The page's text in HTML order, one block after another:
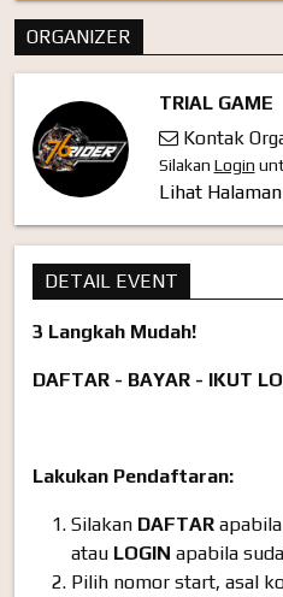
ORGANIZER
TRIAL GAME
Kontak
Silakan Login
Lihat
DETAIL EVENT
3 Langkah Mudah!
DAFTAR - BAYAR - IKUT
Lakukan Pendaftaran:
Silakan DAFTAR
atau LOGIN apabila
Pilih nomor start, asal